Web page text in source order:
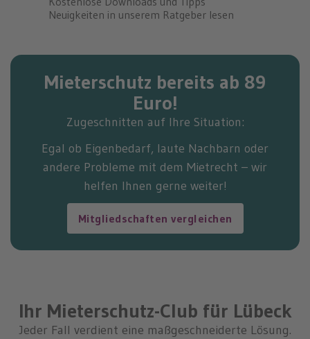
Neuigkeiten in unserem Ratgeber lesen
Mieterschutz bereits ab 89
Euro!
Zugeschnitten auf Ihre Situation:
Egal ob Eigenbedarf, laute Nachbarn oder
andere Probleme mit dem Mietrecht – wir
helfen Ihnen gerne weiter!
Mitgliedschaften vergleichen
Ihr Mieterschutz-Club für Lübeck
Jeder Fall verdient eine maßgeschneiderte Lösung.